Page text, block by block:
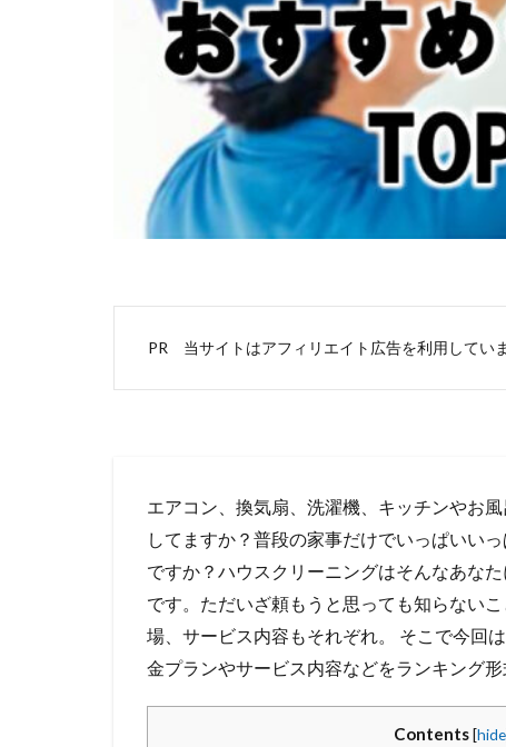
PR 当サイトはアフィリエイト広告を利用していま
エアコン、換気扇、洗濯機、キッチンやお
してますか？普段の家事だけでいっぱいい
ですか？ハウスクリーニングはそんなあな
です。ただいざ頼もうと思っても知らない
場、サービス内容もそれぞれ。 そこで今回
金プランやサービス内容などをランキング
Contents[hide